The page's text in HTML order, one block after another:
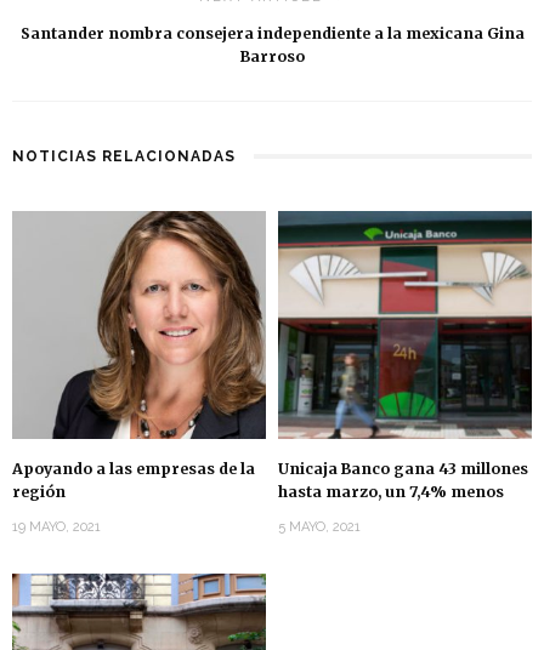
Santander nombra consejera independiente a la mexicana Gina
Barroso
NOTICIAS RELACIONADAS
Apoyando a las empresas de la
región
19 MAYO, 2021
Unicaja Banco gana 43 millones
hasta marzo, un 7,4% menos
5 MAYO, 2021